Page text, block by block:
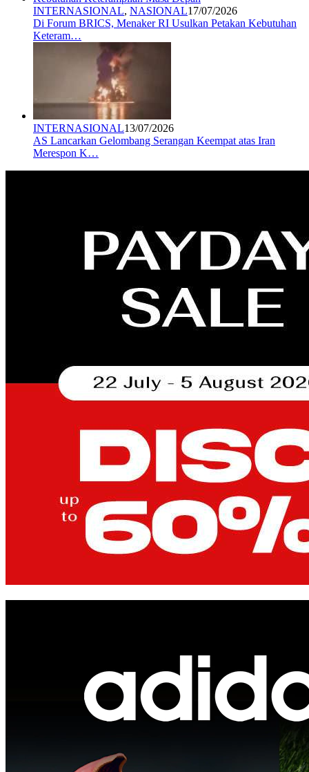
INTERNASIONAL, NASIONAL17/07/2026
Di Forum BRICS, Menaker RI Usulkan Petakan Kebutuhan
Keteram…
INTERNASIONAL13/07/2026
AS Lancarkan Gelombang Serangan Keempat atas Iran
Merespon K…